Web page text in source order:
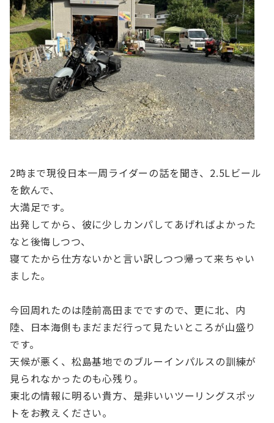
2時まで現役日本一周ライダーの話を聞き、2.5Lビール
を飲んで、
大満足です。
出発してから、彼に少しカンパしてあげればよかった
なと後悔しつつ、
寝てたから仕方ないかと言い訳しつつ帰って来ちゃい
ました。
今回周れたのは陸前高田までですので、更に北、内
陸、日本海側もまだまだ行って見たいところが山盛り
です。
天候が悪く、松島基地でのブルーインパルスの訓練が
見られなかったのも心残り。
東北の情報に明るい貴方、是非いいツーリングスポッ
トをお教えください。